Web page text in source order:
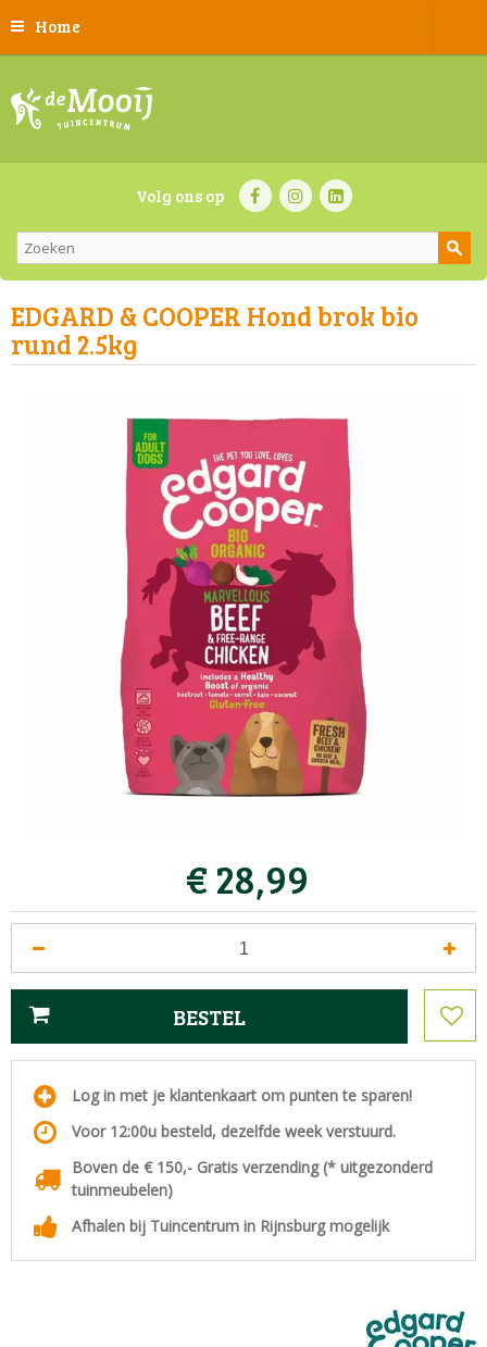
Home
Volg ons op
EDGARD & COOPER Hond brok bio
rund 2.5kg
€ 28,99
Log in met je klantenkaart om punten te sparen!
Voor 12:00u besteld, dezelfde week verstuurd.
Boven de € 150,- Gratis verzending (* uitgezonderd
tuinmeubelen)
Afhalen bij Tuincentrum in Rijnsburg mogelijk